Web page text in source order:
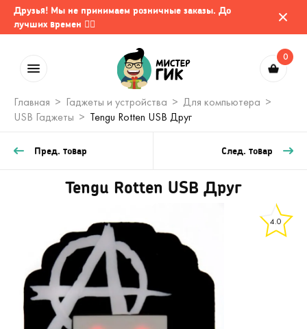
Друзья! Мы не принимаем розничные заказы. До
лучших времен 🤷‍♂️
0
Главная Гаджеты и устройства
Для компьютера
USB Гаджеты
Tengu Rotten USB Друг
Пред. товар След. товар
Tengu Rotten USB Друг
4.0